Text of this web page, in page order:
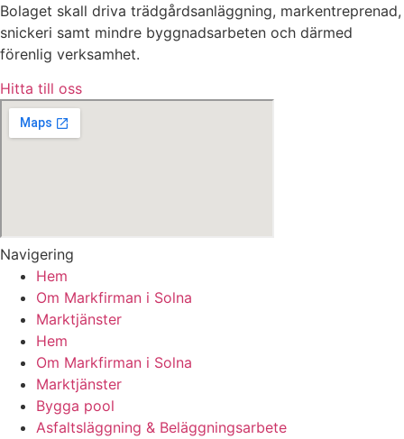
Bolaget skall driva trädgårdsanläggning, markentreprenad,
snickeri samt mindre byggnadsarbeten och därmed
förenlig verksamhet.
Hitta till oss
Navigering
Hem
Om Markfirman i Solna
Marktjänster
Hem
Om Markfirman i Solna
Marktjänster
Bygga pool
Asfaltsläggning & Beläggningsarbete